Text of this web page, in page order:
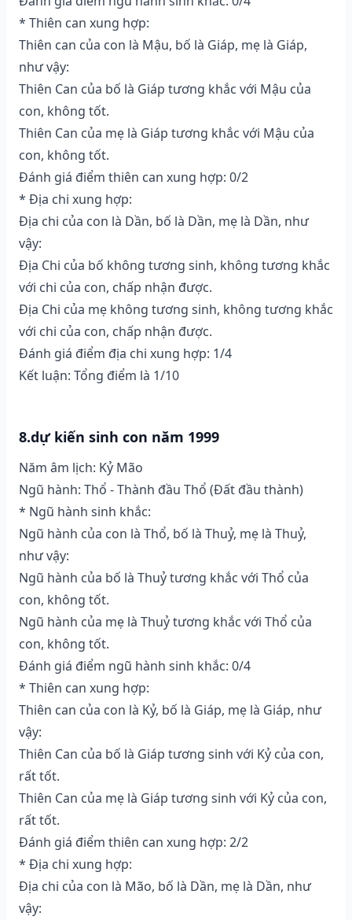
* Thiên can xung hợp:
Thiên can của con là Mậu, bố là Giáp, mẹ là Giáp,
như vậy:
Thiên Can của bố là Giáp tương khắc với Mậu của
con, không tốt.
Thiên Can của mẹ là Giáp tương khắc với Mậu của
con, không tốt.
Đánh giá điểm thiên can xung hợp: 0/2
* Địa chi xung hợp:
Địa chi của con là Dần, bố là Dần, mẹ là Dần, như
vậy:
Địa Chi của bố không tương sinh, không tương khắc
với chi của con, chấp nhận được.
Địa Chi của mẹ không tương sinh, không tương khắc
với chi của con, chấp nhận được.
Đánh giá điểm địa chi xung hợp: 1/4
Kết luận: Tổng điểm là 1/10
8.dự kiến sinh con năm 1999
Năm âm lịch: Kỷ Mão
Ngũ hành: Thổ - Thành đầu Thổ (Ðất đầu thành)
* Ngũ hành sinh khắc:
Ngũ hành của con là Thổ, bố là Thuỷ, mẹ là Thuỷ,
như vậy:
Ngũ hành của bố là Thuỷ tương khắc với Thổ của
con, không tốt.
Ngũ hành của mẹ là Thuỷ tương khắc với Thổ của
con, không tốt.
Đánh giá điểm ngũ hành sinh khắc: 0/4
* Thiên can xung hợp:
Thiên can của con là Kỷ, bố là Giáp, mẹ là Giáp, như
vậy:
Thiên Can của bố là Giáp tương sinh với Kỷ của con,
rất tốt.
Thiên Can của mẹ là Giáp tương sinh với Kỷ của con,
rất tốt.
Đánh giá điểm thiên can xung hợp: 2/2
* Địa chi xung hợp:
Địa chi của con là Mão, bố là Dần, mẹ là Dần, như
vậy: